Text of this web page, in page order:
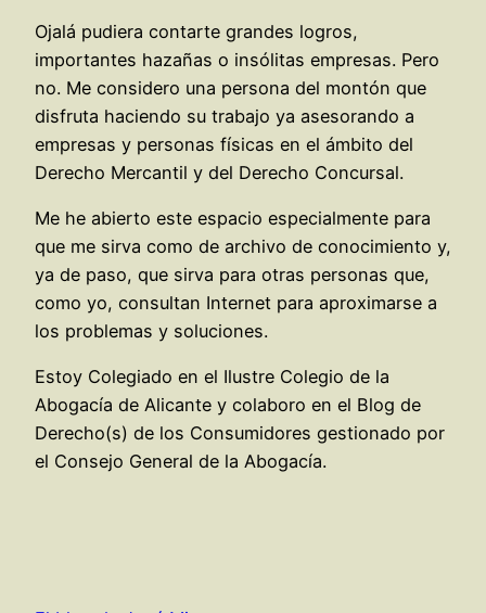
Ojalá pudiera contarte grandes logros,
importantes hazañas o insólitas empresas. Pero
no. Me considero una persona del montón que
disfruta haciendo su trabajo ya asesorando a
empresas y personas físicas en el ámbito del
Derecho Mercantil y del Derecho Concursal.
Me he abierto este espacio especialmente para
que me sirva como de archivo de conocimiento y,
ya de paso, que sirva para otras personas que,
como yo, consultan Internet para aproximarse a
los problemas y soluciones.
Estoy Colegiado en el Ilustre Colegio de la
Abogacía de Alicante y colaboro en el Blog de
Derecho(s) de los Consumidores gestionado por
el Consejo General de la Abogacía.